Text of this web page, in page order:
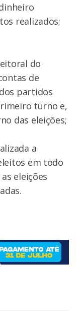
realizados;
do
de
partidos
turno e,
das eleições;
a
em todo
eleições